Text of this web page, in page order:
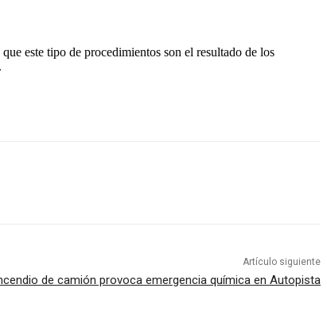
este tipo de procedimientos son el resultado de los
Artículo siguiente
de camión provoca emergencia química en Autopista